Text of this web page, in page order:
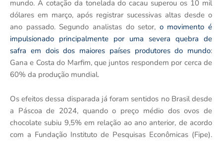
mundo. A cotação da tonelada do cacau superou os 10 mil
dólares em março, após registrar sucessivas altas desde o
ano passado. Segundo analistas do setor, o movimento é
impulsionado principalmente por uma severa quebra de
safra em dois dos maiores países produtores do mundo:
Gana e Costa do Marfim, que juntos respondem por cerca de
60% da produção mundial.
Os efeitos dessa disparada já foram sentidos no Brasil desde
a Páscoa de 2024, quando o preço médio dos ovos de
chocolate subiu 9,5% em relação ao ano anterior, de acordo
com a Fundação Instituto de Pesquisas Econômicas (Fipe).